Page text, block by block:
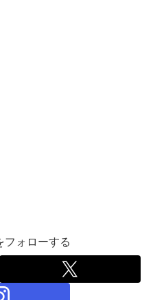
フォローする